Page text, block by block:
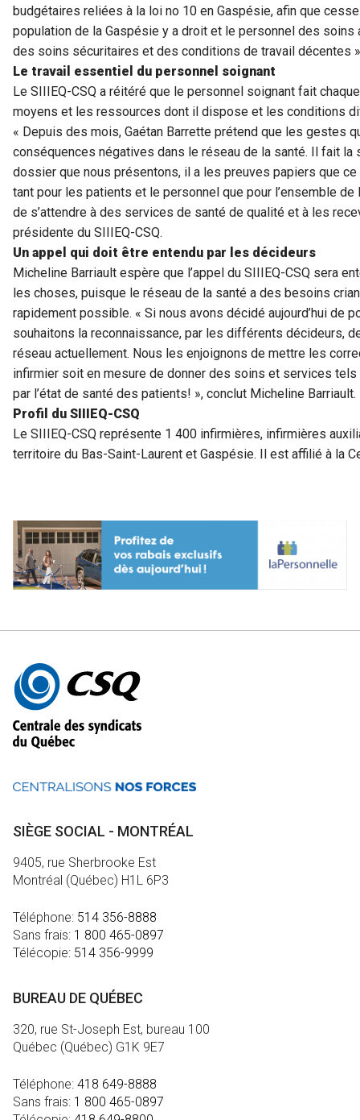
budgétaires reliées à la loi no 10 en Gaspésie, afin que
population de la Gaspésie y a droit et le personnel des soins
des soins sécuritaires et des conditions de travail décentes
Le travail essentiel du personnel soignant
Le SIIIEQ-CSQ a réitéré que le personnel soignant fait
moyens et les ressources dont il dispose et les conditions
« Depuis des mois, Gaétan Barrette prétend que les gestes
conséquences négatives dans le réseau de la santé. Il fait la
dossier que nous présentons, il a les preuves papiers que
tant pour les patients et le personnel que pour l’ensemble
de s’attendre à des services de santé de qualité et à les
présidente du SIIIEQ-CSQ.
Un appel qui doit être entendu par les décideurs
Micheline Barriault espère que l’appel du SIIIEQ-CSQ sera
les choses, puisque le réseau de la santé a des besoins
rapidement possible. « Si nous avons décidé aujourd’hui de
souhaitons la reconnaissance, par les différents décideurs,
réseau actuellement. Nous les enjoignons de mettre les
infirmier soit en mesure de donner des soins et services
par l’état de santé des patients! », conclut Micheline Barriault.
Profil du SIIIEQ-CSQ
Le SIIIEQ-CSQ représente 1 400 infirmières, infirmières
territoire du Bas-Saint-Laurent et Gaspésie. Il est affilié à la
Autres
informations
SIÈGE SOCIAL - MONTRÉAL
9405, rue Sherbrooke Est
Montréal (Québec) H1L 6P3
Téléphone: 514 356-8888
Sans frais: 1 800 465-0897
Télécopie: 514 356-9999
BUREAU DE QUÉBEC
320, rue St-Joseph Est, bureau 100
Québec (Québec) G1K 9E7
Téléphone: 418 649-8888
Sans frais: 1 800 465-0897